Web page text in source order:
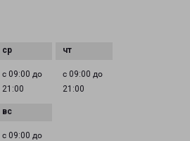
с 09:00 до
21:00
с 09:00 до
21:00
с 09:00 до